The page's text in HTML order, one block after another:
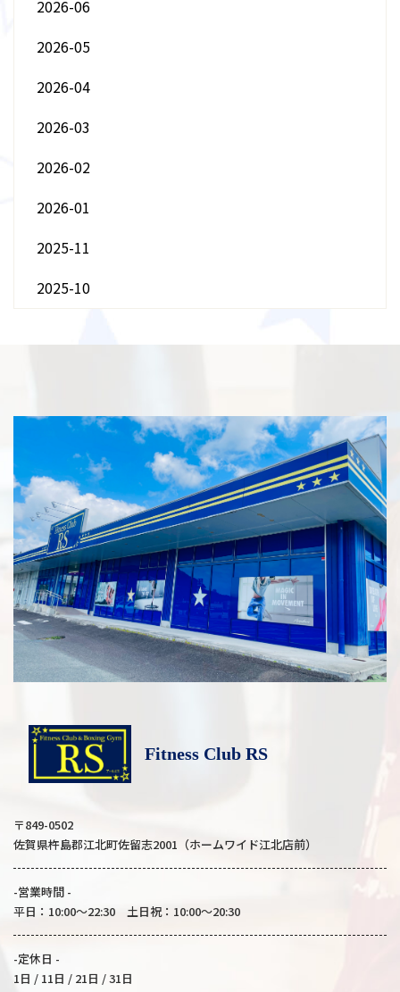
2026-06
2026-05
2026-04
2026-03
2026-02
2026-01
2025-11
2025-10
Fitness Club RS
〒849-0502
佐賀県杵島郡江北町佐留志2001（ホームワイド江北店前）
-営業時間 -
平日：10:00～22:30 土日祝：10:00～20:30
-定休日 -
1日 / 11日 / 21日 / 31日